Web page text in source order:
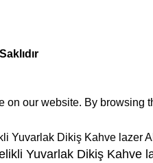
on our website. By browsing
Yuvarlak Dikiş Kahve